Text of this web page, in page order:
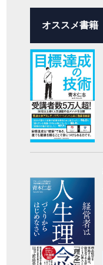
オススメ書籍